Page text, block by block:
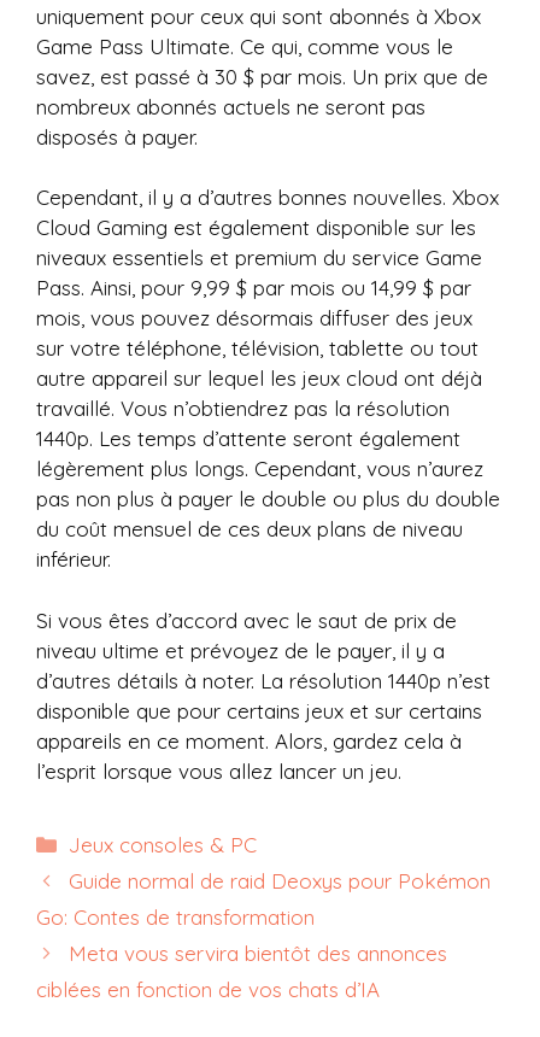
uniquement pour ceux qui sont abonnés à Xbox
Game Pass Ultimate. Ce qui, comme vous le
savez, est passé à 30 $ par mois. Un prix que de
nombreux abonnés actuels ne seront pas
disposés à payer.
Cependant, il y a d’autres bonnes nouvelles. Xbox
Cloud Gaming est également disponible sur les
niveaux essentiels et premium du service Game
Pass. Ainsi, pour 9,99 $ par mois ou 14,99 $ par
mois, vous pouvez désormais diffuser des jeux
sur votre téléphone, télévision, tablette ou tout
autre appareil sur lequel les jeux cloud ont déjà
travaillé. Vous n’obtiendrez pas la résolution
1440p. Les temps d’attente seront également
légèrement plus longs. Cependant, vous n’aurez
pas non plus à payer le double ou plus du double
du coût mensuel de ces deux plans de niveau
inférieur.
Si vous êtes d’accord avec le saut de prix de
niveau ultime et prévoyez de le payer, il y a
d’autres détails à noter. La résolution 1440p n’est
disponible que pour certains jeux et sur certains
appareils en ce moment. Alors, gardez cela à
l’esprit lorsque vous allez lancer un jeu.
Catégories
Jeux consoles & PC
Guide normal de raid Deoxys pour Pokémon
Go: Contes de transformation
Meta vous servira bientôt des annonces
ciblées en fonction de vos chats d’IA